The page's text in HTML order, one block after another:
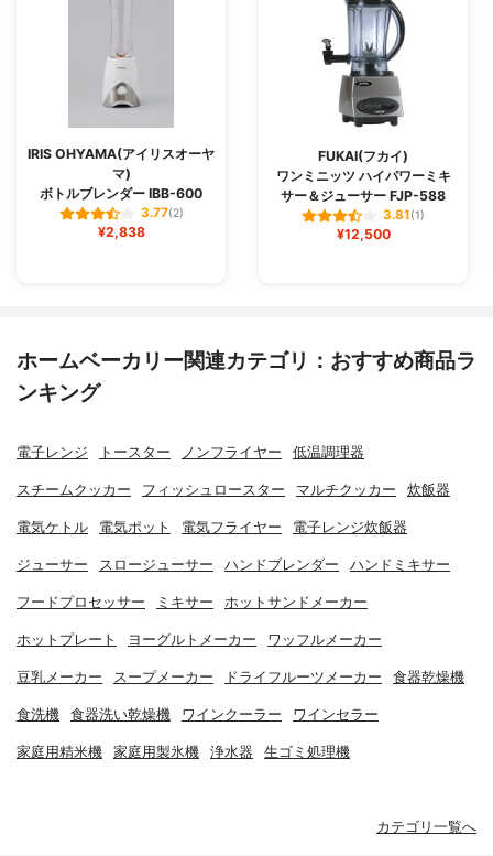
IRIS OHYAMA(アイリスオーヤ
マ)
ボトルブレンダー IBB-600
3.77(2)
¥2,838
FUKAI(フカイ)
ワンミニッツ ハイパワーミキ
サー＆ジューサー FJP-588
3.81(1)
¥12,500
ホームベーカリー関連カテゴリ：おすすめ商品ラ
ンキング
電子レンジ トースター ノンフライヤー 低温調理器
スチームクッカー フィッシュロースター マルチクッカー 炊飯器
電気ケトル 電気ポット 電気フライヤー 電子レンジ炊飯器
ジューサー スロージューサー ハンドブレンダー ハンドミキサー
フードプロセッサー ミキサー ホットサンドメーカー
ホットプレート ヨーグルトメーカー ワッフルメーカー
豆乳メーカー スープメーカー ドライフルーツメーカー 食器乾燥機
食洗機 食器洗い乾燥機 ワインクーラー ワインセラー
家庭用精米機 家庭用製氷機 浄水器 生ゴミ処理機
カテゴリ一覧へ